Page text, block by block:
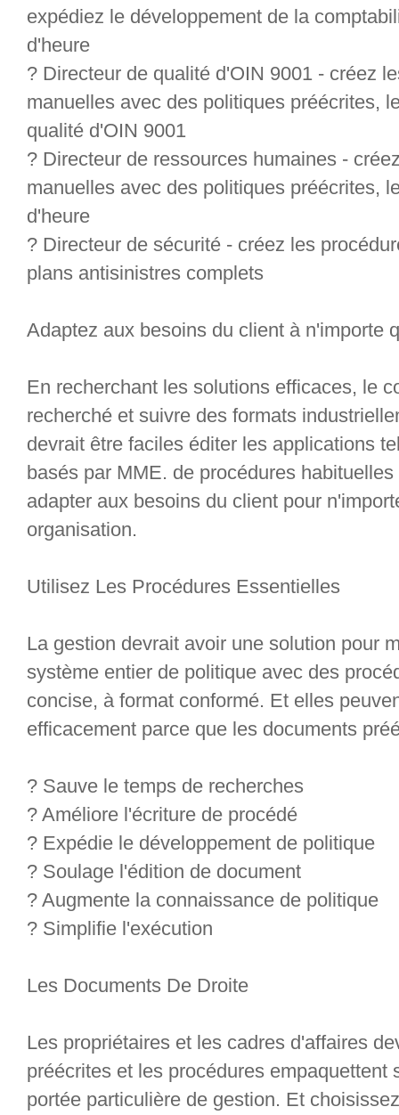
expédiez le développement de la
d'heure
? Directeur de qualité d'OIN 9001 - créez
manuelles avec des politiques préécrites,
qualité d'OIN 9001
? Directeur de ressources humaines -
manuelles avec des politiques préécrites,
d'heure
? Directeur de sécurité - créez les
plans antisinistres complets
Adaptez aux besoins du client à n'importe
En recherchant les solutions efficaces, le
recherché et suivre des formats
devrait être faciles éditer les applications
basés par MME. de procédures
adapter aux besoins du client pour
organisation.
Utilisez Les Procédures Essentielles
La gestion devrait avoir une solution pour
système entier de politique avec des
concise, à format conformé. Et elles
efficacement parce que les documents
? Sauve le temps de recherches
? Améliore l'écriture de procédé
? Expédie le développement de politique
? Soulage l'édition de document
? Augmente la connaissance de politique
? Simplifie l'exécution
Les Documents De Droite
Les propriétaires et les cadres d'affaires
préécrites et les procédures empaquettent
portée particulière de gestion. Et